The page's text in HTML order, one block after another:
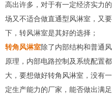
高出许多，对于有一定经济实力
场又不适合做直通型风淋室，又
下，转风淋室是其好的选择；
转角风淋室除了内部结构和普通
原理，内部电路控制及系统配置
大，要想做好转角风淋室，没有
定生产能力的厂家，能否做出满